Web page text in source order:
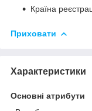
Країна
Приховати
Характеристики
Основні атрибути